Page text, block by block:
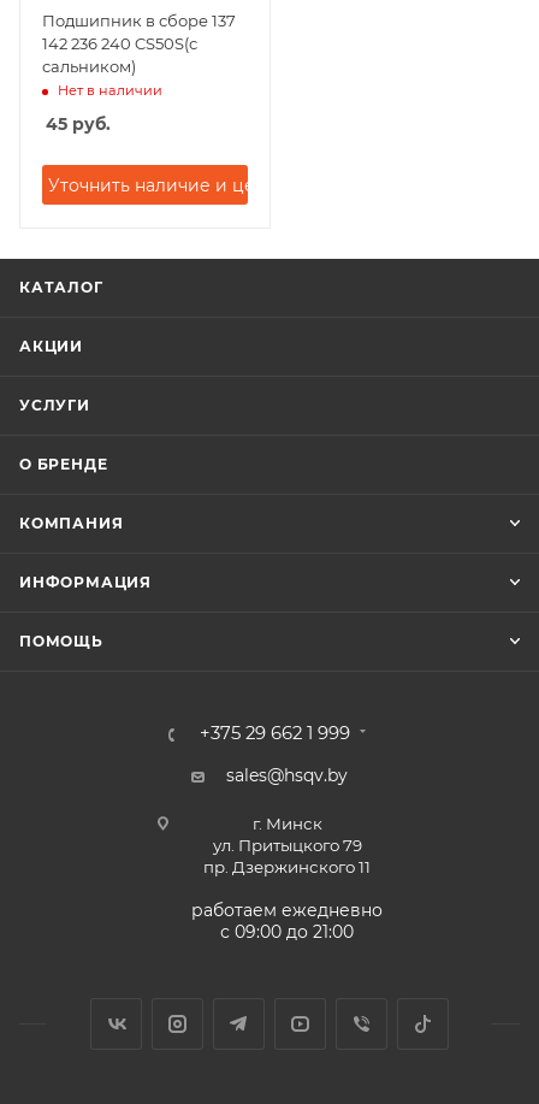
Подшипник в сборе 137
142 236 240 CS50S(с
сальником)
Нет в наличии
45 руб.
Уточнить наличие и цену
КАТАЛОГ
АКЦИИ
УСЛУГИ
О БРЕНДЕ
КОМПАНИЯ
ИНФОРМАЦИЯ
ПОМОЩЬ
+375 29 662 1 999
sales@hsqv.by
г. Минск
ул. Притыцкого 79
пр. Дзержинского 11
работаем ежедневно
с 09:00 до 21:00